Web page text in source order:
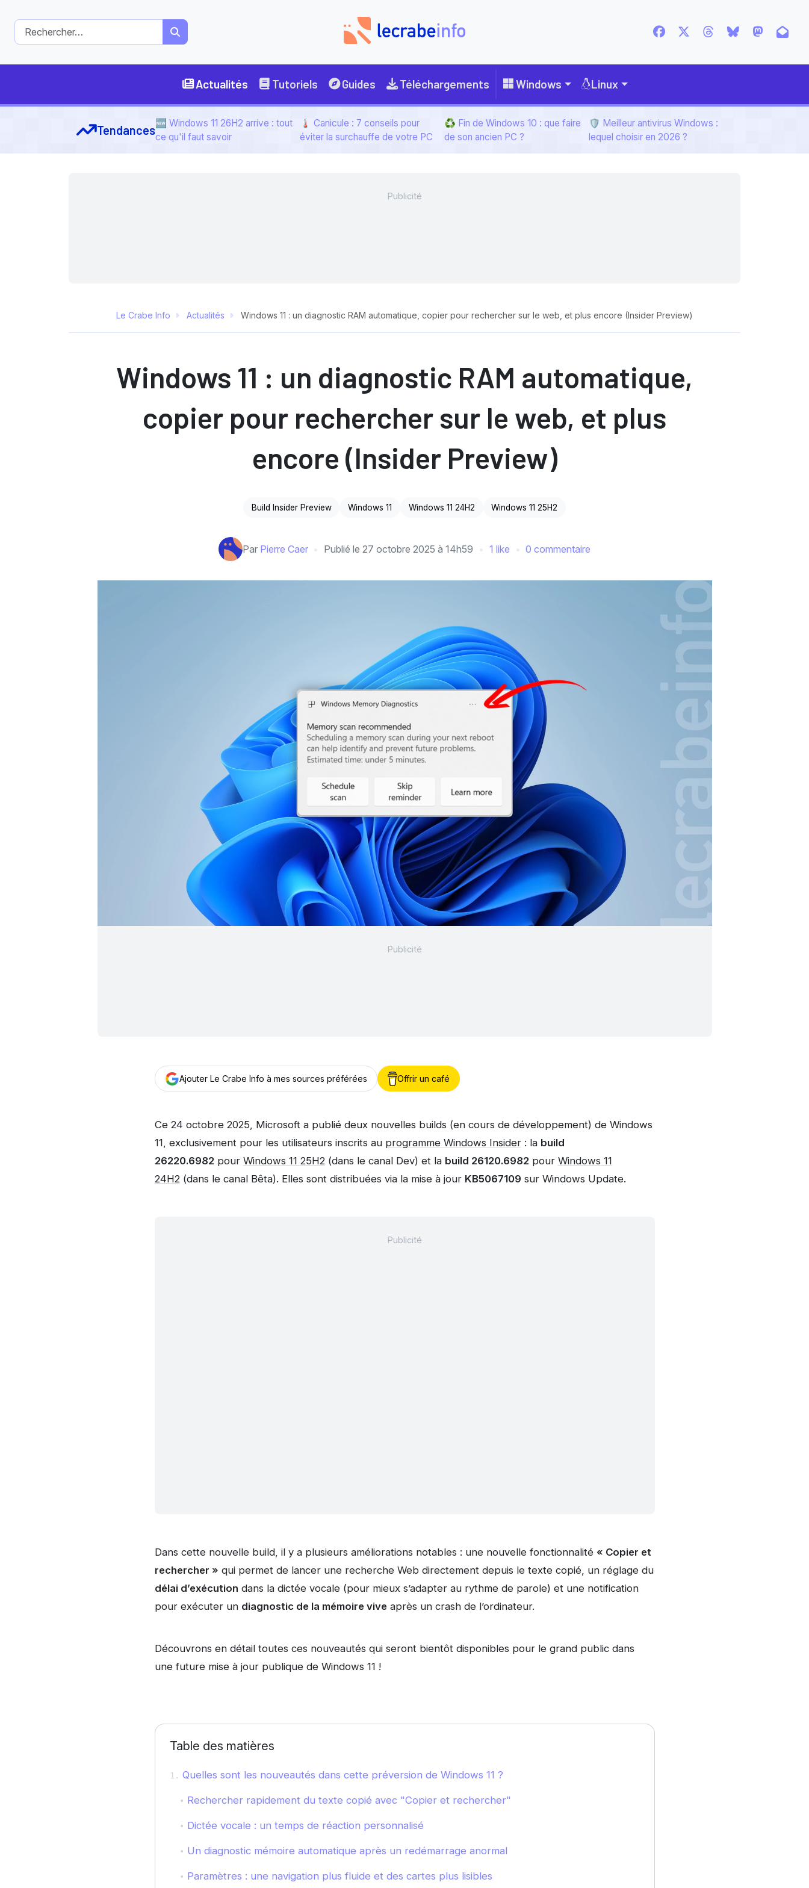
Actualités Tutoriels Guides Téléchargements Windows Linux
Tendances🆕 Windows 11 26H2 arrive : tout
ce qu'il faut savoir
🌡️ Canicule : 7 conseils pour
éviter la surchauffe de votre PC
♻️ Fin de Windows 10 : que faire
de son ancien PC ?
🛡️ Meilleur antivirus Windows :
lequel choisir en 2026 ?
Le Crabe Info Actualités Windows 11 : un diagnostic RAM automatique, copier pour rechercher sur le web, et plus encore (Insider Preview)
Windows 11 : un diagnostic RAM automatique,
copier pour rechercher sur le web, et plus
encore (Insider Preview)
Build Insider Preview Windows 11 Windows 11 24H2 Windows 11 25H2
Par Pierre Caer Publié le 27 octobre 2025 à 14h59 1 like 0 commentaire
Ajouter Le Crabe Info à mes sources préférées Offrir un café
Ce 24 octobre 2025, Microsoft a publié deux nouvelles builds (en cours de développement) de Windows
11, exclusivement pour les utilisateurs inscrits au programme Windows Insider: la build
26220.6982pour Windows 11 25H2(dans le canal Dev) et la build 26120.6982pour Windows 11
24H2(dans le canal Bêta). Elles sont distribuées via la mise à jour KB5067109 sur Windows Update.
Dans cette nouvelle build, il y a plusieurs améliorations notables : une nouvelle fonctionnalité « Copier et
rechercher » qui permet de lancer une recherche Web directement depuis le texte copié, un réglage du
délai d’exécution dans la dictée vocale (pour mieux s’adapter au rythme de parole) et une notification
pour exécuter un diagnostic de la mémoire viveaprès un crash de l’ordinateur.
Découvrons en détail toutes ces nouveautés qui seront bientôt disponibles pour le grand public dans
une future mise à jour publique de Windows 11 !
Table des matières
Quelles sont les nouveautés dans cette préversion de Windows 11 ?
Rechercher rapidement du texte copié avec "Copier et rechercher"
Dictée vocale : un temps de réaction personnalisé
Un diagnostic mémoire automatique après un redémarrage anormal
Paramètres : une navigation plus fluide et des cartes plus lisibles